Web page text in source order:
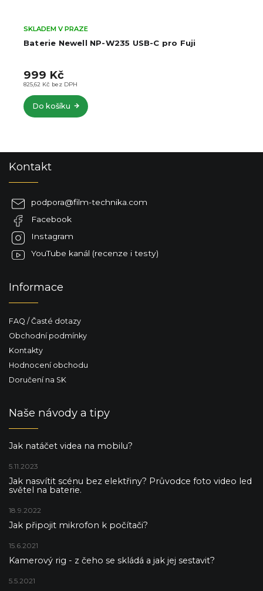
Baterie Newell NP-W235 USB-C pro Fuji
SKLADEM V PRAZE
825,62 Kč bez DPH
999 Kč
Do košíku
Kontakt
podpora@film-technika.com
Facebook
Instagram
YouTube kanál (recenze i testy)
Informace
FAQ / Časté dotazy
Obchodní podmínky
Kontakty
Hodnocení obchodu
Doručení na SK
Naše návody a tipy
Jak natáčet videa na mobilu?
5.11.2023
Jak nasvítit scénu bez elektřiny? Průvodce foto video led
světel na baterie.
18.9.2022
Jak připojit mikrofon k počítači?
15.6.2021
Kamerový rig - z čeho se skládá a jak jej sestavit?
5.5.2021